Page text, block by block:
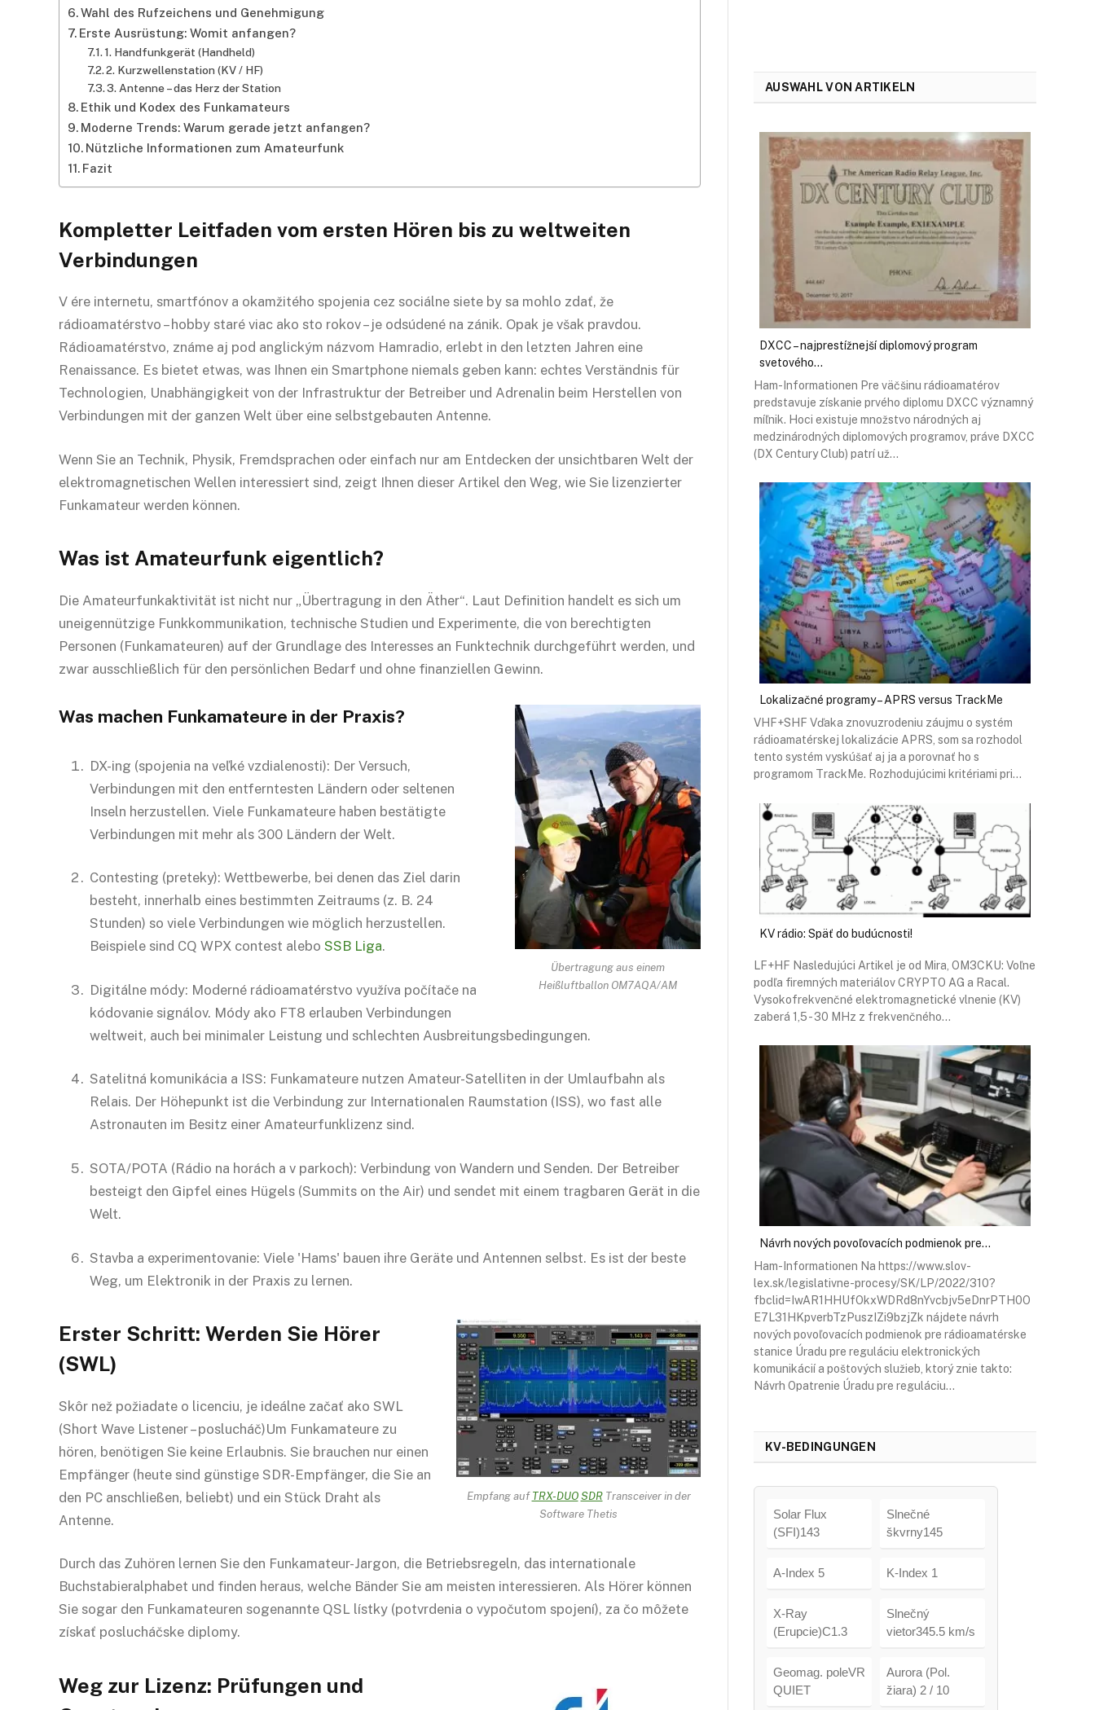
Wahl des Rufzeichens und Genehmigung
Erste Ausrüstung: Womit anfangen?
1. Handfunkgerät (Handheld)
2. Kurzwellenstation (KV / HF)
3. Antenne – das Herz der Station
Ethik und Kodex des Funkamateurs
Moderne Trends: Warum gerade jetzt anfangen?
Nützliche Informationen zum Amateurfunk
Fazit
Kompletter Leitfaden vom ersten Hören bis zu weltweiten
Verbindungen
V ére internetu, smartfónov a okamžitého spojenia cez sociálne siete by sa mohlo zdať, že
rádioamatérstvo – hobby staré viac ako sto rokov – je odsúdené na zánik. Opak je však pravdou.
Rádioamatérstvo, známe aj pod anglickým názvom Hamradio, erlebt in den letzten Jahren eine
Renaissance. Es bietet etwas, was Ihnen ein Smartphone niemals geben kann: echtes Verständnis für
Technologien, Unabhängigkeit von der Infrastruktur der Betreiber und Adrenalin beim Herstellen von
Verbindungen mit der ganzen Welt über eine selbstgebauten Antenne.
Wenn Sie an Technik, Physik, Fremdsprachen oder einfach nur am Entdecken der unsichtbaren Welt der
elektromagnetischen Wellen interessiert sind, zeigt Ihnen dieser Artikel den Weg, wie Sie lizenzierter
Funkamateur werden können.
Was ist Amateurfunk eigentlich?
Die Amateurfunkaktivität ist nicht nur „Übertragung in den Äther“. Laut Definition handelt es sich um
uneigennützige Funkkommunikation, technische Studien und Experimente, die von berechtigten
Personen (Funkamateuren) auf der Grundlage des Interesses an Funktechnik durchgeführt werden, und
zwar ausschließlich für den persönlichen Bedarf und ohne finanziellen Gewinn.
Übertragung aus einem
Heißluftballon OM7AQA/AM
Was machen Funkamateure in der Praxis?
DX-ing (spojenia na veľké vzdialenosti): Der Versuch,
Verbindungen mit den entferntesten Ländern oder seltenen
Inseln herzustellen. Viele Funkamateure haben bestätigte
Verbindungen mit mehr als 300 Ländern der Welt.
Contesting (preteky): Wettbewerbe, bei denen das Ziel darin
besteht, innerhalb eines bestimmten Zeitraums (z. B. 24
Stunden) so viele Verbindungen wie möglich herzustellen.
Beispiele sind CQ WPX contest alebo SSB Liga.
Digitálne módy: Moderné rádioamatérstvo využíva počítače na
kódovanie signálov. Módy ako FT8 erlauben Verbindungen
weltweit, auch bei minimaler Leistung und schlechten Ausbreitungsbedingungen.
Satelitná komunikácia a ISS: Funkamateure nutzen Amateur-Satelliten in der Umlaufbahn als
Relais. Der Höhepunkt ist die Verbindung zur Internationalen Raumstation (ISS), wo fast alle
Astronauten im Besitz einer Amateurfunklizenz sind.
SOTA/POTA (Rádio na horách a v parkoch): Verbindung von Wandern und Senden. Der Betreiber
besteigt den Gipfel eines Hügels (Summits on the Air) und sendet mit einem tragbaren Gerät in die
Welt.
Stavba a experimentovanie: Viele 'Hams' bauen ihre Geräte und Antennen selbst. Es ist der beste
Weg, um Elektronik in der Praxis zu lernen.
Empfang aufTRX-DUO SDRTransceiver in der
Software Thetis
Erster Schritt: Werden Sie Hörer
(SWL)
Skôr než požiadate o licenciu, je ideálne začať ako SWL
(Short Wave Listener – poslucháč)Um Funkamateure zu
hören, benötigen Sie keine Erlaubnis. Sie brauchen nur einen
Empfänger (heute sind günstige SDR-Empfänger, die Sie an
den PC anschließen, beliebt) und ein Stück Draht als
Antenne.
Durch das Zuhören lernen Sie den Funkamateur-Jargon, die Betriebsregeln, das internationale
Buchstabieralphabet und finden heraus, welche Bänder Sie am meisten interessieren. Als Hörer können
Sie sogar den Funkamateuren sogenannte QSL lístky (potvrdenia o vypočutom spojení), za čo môžete
získať poslucháčske diplomy.
Weg zur Lizenz: Prüfungen und
AUSWAHL VON ARTIKELN
DXCC – najprestížnejší diplomový program
svetového…
Ham-Informationen Pre väčšinu rádioamatérov
predstavuje získanie prvého diplomu DXCC významný
míľnik. Hoci existuje množstvo národných aj
medzinárodných diplomových programov, práve DXCC
(DX Century Club) patrí už…
Lokalizačné programy – APRS versus TrackMe
VHF+SHF Vďaka znovuzrodeniu záujmu o systém
rádioamatérskej lokalizácie APRS, som sa rozhodol
tento systém vyskúšať aj ja a porovnať ho s
programom TrackMe. Rozhodujúcimi kritériami pri…
KV rádio: Späť do budúcnosti!
LF+HF Nasledujúci Artikel je od Mira, OM3CKU: Voľne
podľa firemných materiálov CRYPTO AG a Racal.
Vysokofrekvenčné elektromagnetické vlnenie (KV)
zaberá 1,5 - 30 MHz z frekvenčného…
Návrh nových povoľovacích podmienok pre…
Ham-Informationen Na https://www.slov-
lex.sk/legislativne-procesy/SK/LP/2022/310?
fbclid=IwAR1HHUfOkxWDRd8nYvcbjv5eDnrPTH0O
E7L31HKpverbTzPuszIZi9bzjZk nájdete návrh
nových povoľovacích podmienok pre rádioamatérske
stanice Úradu pre reguláciu elektronických
komunikácií a poštových služieb, ktorý znie takto:
Návrh Opatrenie Úradu pre reguláciu…
KV-BEDINGUNGEN
Solar Flux
(SFI)143
Slnečné
škvrny145
A-Index 5 K-Index 1
X-Ray
(Erupcie)C1.3
Slnečný
vietor345.5 km/s
Geomag. poleVR
QUIET
Aurora (Pol.
žiara) 2 / 10